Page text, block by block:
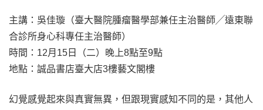
主講：吳佳璇（臺大醫院腫瘤醫學部兼任主治醫師╱遠東聯
合診所身心科專任主治醫師）
時間：12月15日（二）晚上8點至9點
地點：誠品書店臺大店3樓藝文閣樓
幻覺感覺起來與真實無異，但跟現實感知不同的是，其他人